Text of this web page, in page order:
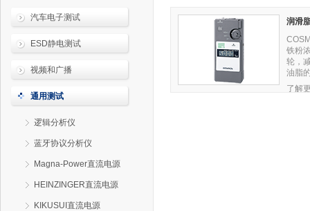
汽车电子测试
ESD静电测试
视频和广播
通用测试
逻辑分析仪
蓝牙协议分析仪
Magna-Power直流电源
HEINZINGER直流电源
KIKUSUI直流电源
润滑
铁粉
轮，
油脂
了解